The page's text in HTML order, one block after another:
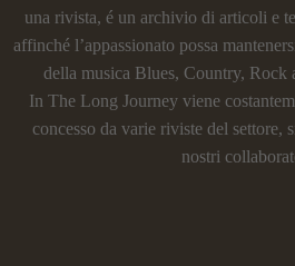
una rivista, é un archivio di articoli e
affinché l’appassionato possa
della musica Blues, Country, Rock
In The Long Journey viene
concesso da varie riviste del settore,
nostri